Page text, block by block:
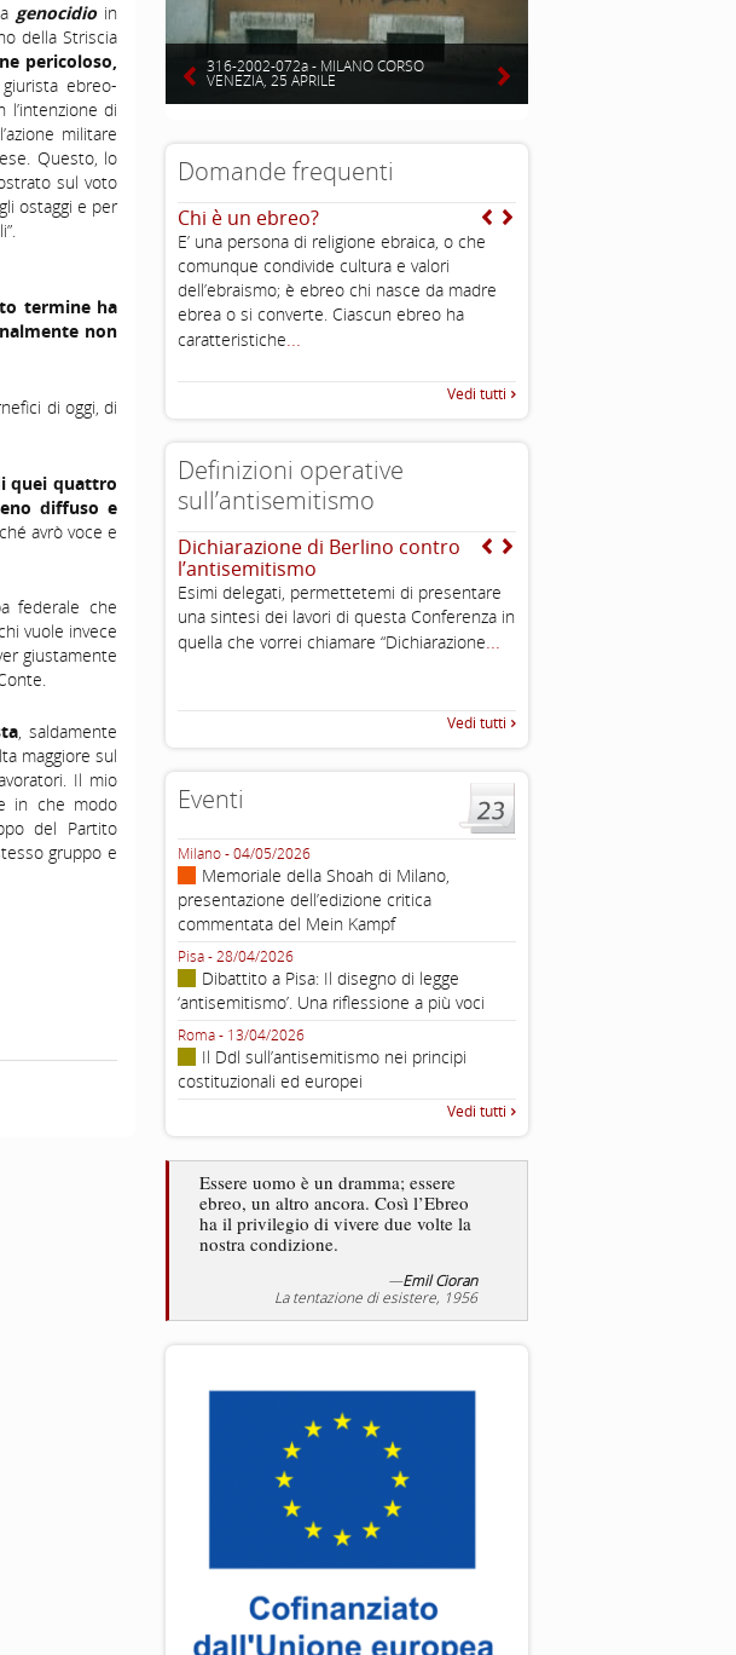
genocidio in
della Striscia
pericoloso,
ebreo-
di
militare
Questo, lo
sul voto
ostaggi e per
termine ha
non
di oggi, di
quei quattro
diffuso e
avrò voce e
federale che
vuole invece
giustamente
, saldamente
maggiore sul
Il mio
in che modo
del Partito
gruppo e
316-2002-072a - MILANO CORSO
VENEZIA, 25 APRILE
Domande frequenti
Chi è un ebreo?
E’ una persona di religione ebraica, o che
comunque condivide cultura e valori
dell’ebraismo; è ebreo chi nasce da madre
ebrea o si converte. Ciascun ebreo ha
caratteristiche...
Vedi tutti
Definizioni operative
sull’antisemitismo
Dichiarazione di Berlino contro
l’antisemitismo
Esimi delegati, permettetemi di presentare
una sintesi dei lavori di questa Conferenza in
quella che vorrei chiamare “Dichiarazione...
Vedi tutti
Eventi
Milano - 04/05/2026
Memoriale della Shoah di Milano,
presentazione dell’edizione critica
commentata del Mein Kampf
Pisa - 28/04/2026
Dibattito a Pisa: Il disegno di legge
‘antisemitismo’. Una riflessione a più voci
Roma - 13/04/2026
Il Ddl sull’antisemitismo nei principi
costituzionali ed europei
Vedi tutti
Essere uomo è un dramma; essere
ebreo, un altro ancora. Così l’Ebreo
ha il privilegio di vivere due volte la
nostra condizione.
—Emil Cioran
La tentazione di esistere, 1956